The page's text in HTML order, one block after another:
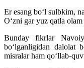
Er esang boʻl sulbkim,
Oʻzni gar yuz qatla
Bunday fikrlar
boʻlganligidan dalolat
misralar ham qoʻllab-